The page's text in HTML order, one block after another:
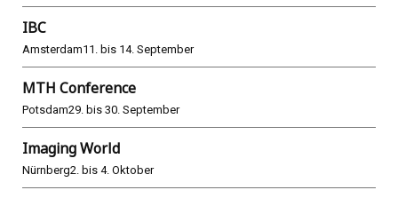
IBC
Amsterdam11. bis 14. September
MTH Conference
Potsdam29. bis 30. September
Imaging World
Nürnberg2. bis 4. Oktober